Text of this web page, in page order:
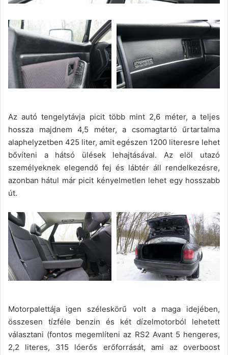
Az autó tengelytávja picit több mint 2,6 méter, a teljes
hossza majdnem 4,5 méter, a csomagtartó űrtartalma
alaphelyzetben 425 liter, amit egészen 1200 literesre lehet
bővíteni a hátsó ülések lehajtásával. Az elöl utazó
személyeknek elegendő fej és lábtér áll rendelkezésre,
azonban hátul már picit kényelmetlen lehet egy hosszabb
út.
Motorpalettája igen széleskörű volt a maga idejében,
összesen tízféle benzin és két dízelmotorból lehetett
választani (fontos megemlíteni az RS2 Avant 5 hengeres,
2,2 literes, 315 lóerős erőforrását, ami az overboost